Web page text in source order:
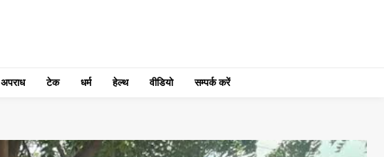
अपराध टेक धर्म हेल्थ वीडियो सम्पर्क करें